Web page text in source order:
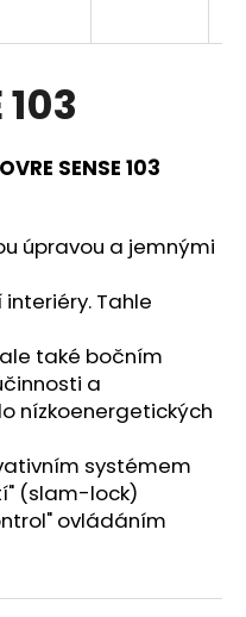
103
SENSE 103
úpravou a jemnými
interiéry. Tahle
také bočním
a
nízkoenergetických
systémem
(slam-lock)
ovládáním